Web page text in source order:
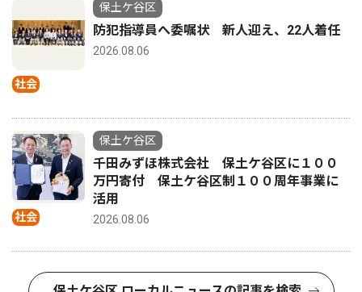
社会
保土ケ谷区
防犯指導員へ委嘱状 新人迎え、22人着任
2026.08.06
社会
保土ケ谷区
千田みずほ株式会社 保土ケ谷区に１００
万円寄付 保土ケ谷区制１００周年事業に
活用
2026.08.06